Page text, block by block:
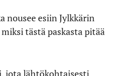
nousee esiin Jylkkärin
tästä paskasta pitää
jota lähtökohtaisesti